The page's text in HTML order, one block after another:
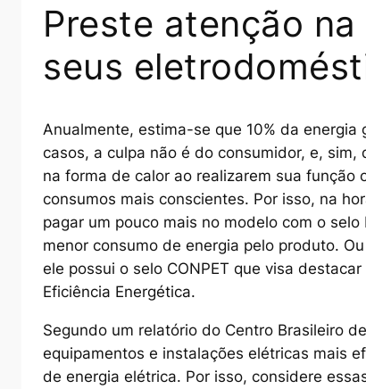
Preste atenção
seus
Anualmente, estima-se que 10% da
casos, a culpa não é do consumidor, e,
na forma de calor ao realizarem sua função
consumos mais conscientes. Por isso, na
pagar um pouco mais no modelo com o
menor consumo de energia pelo produto.
ele possui o selo CONPET que visa
Eficiência Energética.
Segundo um relatório do Centro Brasileiro
equipamentos e instalações elétricas mais
de energia elétrica. Por isso, considere